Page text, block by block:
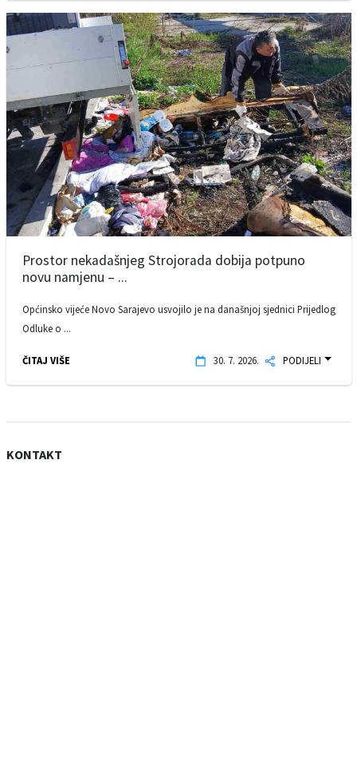
Prostor nekadašnjeg Strojorada dobija potpuno
novu namjenu – ...
Općinsko vijeće Novo Sarajevo usvojilo je na današnjoj sjednici Prijedlog
Odluke o ...
ČITAJ VIŠE 30. 7. 2026. PODIJELI
KONTAKT